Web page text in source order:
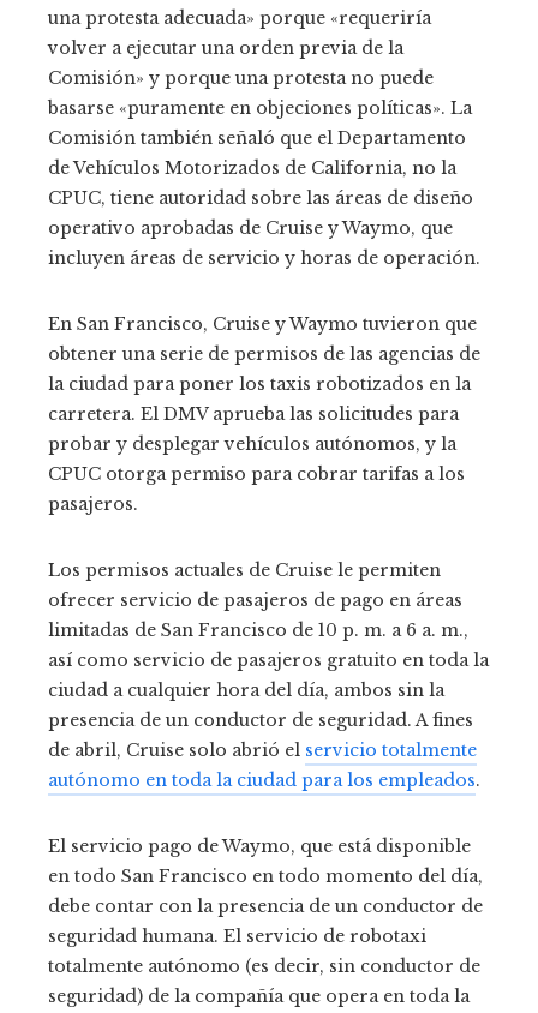
una protesta adecuada» porque «requeriría
volver a ejecutar una orden previa de la
Comisión» y porque una protesta no puede
basarse «puramente en objeciones políticas». La
Comisión también señaló que el Departamento
de Vehículos Motorizados de California, no la
CPUC, tiene autoridad sobre las áreas de diseño
operativo aprobadas de Cruise y Waymo, que
incluyen áreas de servicio y horas de operación.
En San Francisco, Cruise y Waymo tuvieron que
obtener una serie de permisos de las agencias de
la ciudad para poner los taxis robotizados en la
carretera. El DMV aprueba las solicitudes para
probar y desplegar vehículos autónomos, y la
CPUC otorga permiso para cobrar tarifas a los
pasajeros.
Los permisos actuales de Cruise le permiten
ofrecer servicio de pasajeros de pago en áreas
limitadas de San Francisco de 10 p. m. a 6 a. m.,
así como servicio de pasajeros gratuito en toda la
ciudad a cualquier hora del día, ambos sin la
presencia de un conductor de seguridad. A fines
de abril, Cruise solo abrió el servicio totalmente
autónomo en toda la ciudad para los empleados.
El servicio pago de Waymo, que está disponible
en todo San Francisco en todo momento del día,
debe contar con la presencia de un conductor de
seguridad humana. El servicio de robotaxi
totalmente autónomo (es decir, sin conductor de
seguridad) de la compañía que opera en toda la